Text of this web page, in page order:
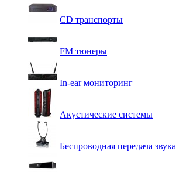
CD транспорты
FM тюнеры
In-ear мониторинг
Акустические системы
Беспроводная передача звука